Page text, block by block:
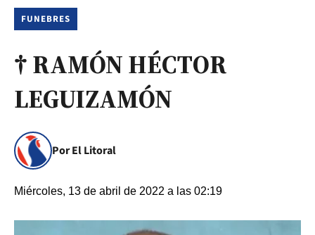
FUNEBRES
† RAMÓN HÉCTOR
LEGUIZAMÓN
Por El Litoral
Miércoles, 13 de abril de 2022 a las 02:19